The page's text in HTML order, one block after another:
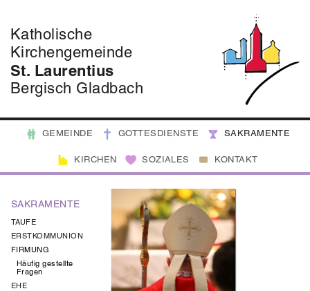
Katholische
Kirchengemeinde
St. Laurentius
Bergisch Gladbach
GEMEINDE GOTTESDIENSTE SAKRAMENTE
KIRCHEN SOZIALES KONTAKT
SAKRAMENTE
TAUFE
ERSTKOMMUNION
FIRMUNG
Häufig gestellte
Fragen
EHE